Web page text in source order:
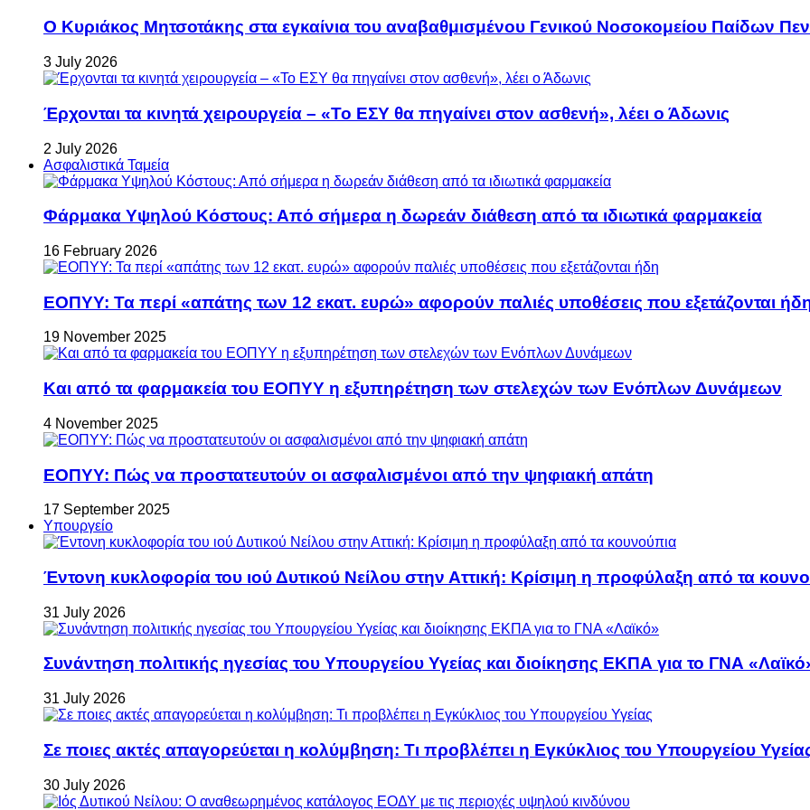
Ο Κυριάκος Μητσοτάκης στα εγκαίνια του αναβαθμισμένου Γενικού Νοσοκομείου Παίδων
3 July 2026
Έρχονται τα κινητά χειρουργεία – «Το ΕΣΥ θα πηγαίνει στον ασθενή», λέει ο Άδωνις
2 July 2026
Ασφαλιστικά Ταμεία
Φάρμακα Υψηλού Κόστους: Από σήμερα η δωρεάν διάθεση από τα ιδιωτικά φαρμακεία
16 February 2026
ΕΟΠΥΥ: Τα περί «απάτης των 12 εκατ. ευρώ» αφορούν παλιές υποθέσεις που εξετάζονται
19 November 2025
Και από τα φαρμακεία του ΕΟΠΥΥ η εξυπηρέτηση των στελεχών των Ενόπλων Δυνάμεων
4 November 2025
ΕΟΠΥΥ: Πώς να προστατευτούν οι ασφαλισμένοι από την ψηφιακή απάτη
17 September 2025
Υπουργείο
Έντονη κυκλοφορία του ιού Δυτικού Νείλου στην Αττική: Κρίσιμη η προφύλαξη από τα
31 July 2026
Συνάντηση πολιτικής ηγεσίας του Υπουργείου Υγείας και διοίκησης ΕΚΠΑ για το ΓΝΑ
31 July 2026
Σε ποιες ακτές απαγορεύεται η κολύμβηση: Τι προβλέπει η Εγκύκλιος του Υπουργείου
30 July 2026